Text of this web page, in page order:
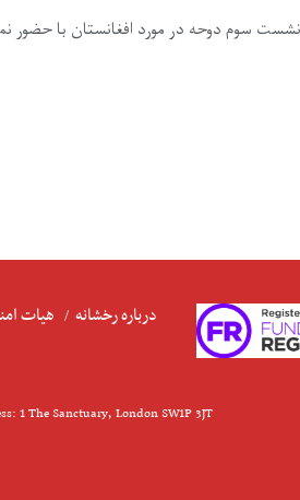
سوم دوحه در مورد افغانستان با
درباره رخشانه هیات
1 The Sanctuary, London SW1P 3JT